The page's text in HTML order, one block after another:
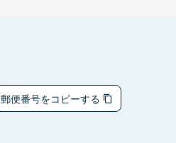
郵便番号をコピーする